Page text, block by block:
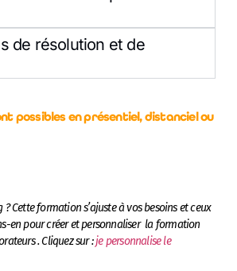
de résolution et de
possibles en présentiel, distanciel ou
Cette formation s’ajuste à vos besoins et ceux
en pour créer et personnaliser la formation
. Cliquez sur :je personnalise le